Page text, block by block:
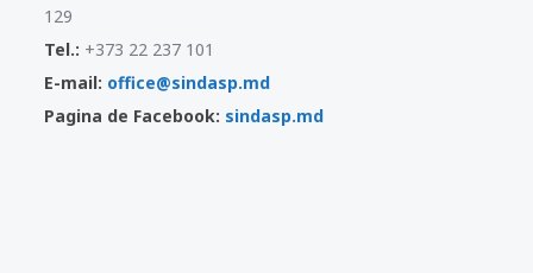
129
Tel.: +373 22 237 101
E-mail: office@sindasp.md
Pagina de Facebook: sindasp.md